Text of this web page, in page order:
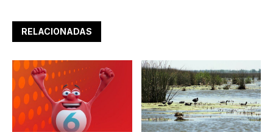
RELACIONADAS